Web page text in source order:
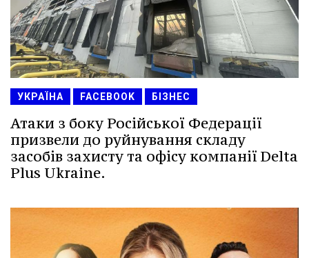
УКРАЇНА FACEBOOK БІЗНЕС
Атаки з боку Російської Федерації
призвели до руйнування складу
засобів захисту та офісу компанії Delta
Plus Ukraine.